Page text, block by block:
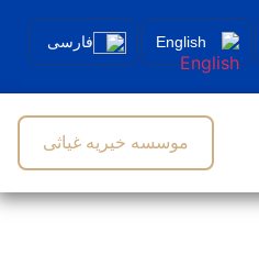
English فارسی
موسسه خیریه غیاثی